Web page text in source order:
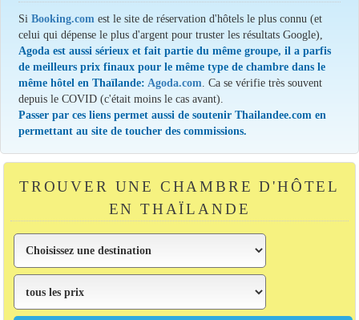
SiBooking.com est le site de réservation d'hôtels le plus connu (et
celui qui dépense le plus d'argent pour truster les résultats Google),
Agoda est aussi sérieux et fait partie du même groupe, il a parfis
de meilleurs prix finaux pour le même type de chambre dans le
même hôtel en Thaïlande:Agoda.com. Ca se vérifie très souvent
depuis le COVID (c'était moins le cas avant).
Passer par ces liens permet aussi de soutenir Thailandee.com en
permettant au site de toucher des commissions.
TROUVER UNE CHAMBRE D'HÔTEL
EN THAÏLANDE